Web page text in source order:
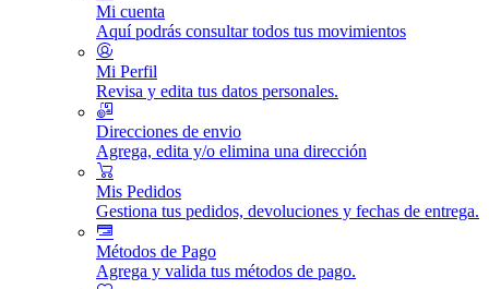
Mi cuenta
Aquí podrás consultar todos tus movimientos
Mi Perfil
Revisa y edita tus datos personales.
Direcciones de envio
Agrega, edita y/o elimina una dirección
Mis Pedidos
Gestiona tus pedidos, devoluciones y fechas de entrega.
Métodos de Pago
Agrega y valida tus métodos de pago.